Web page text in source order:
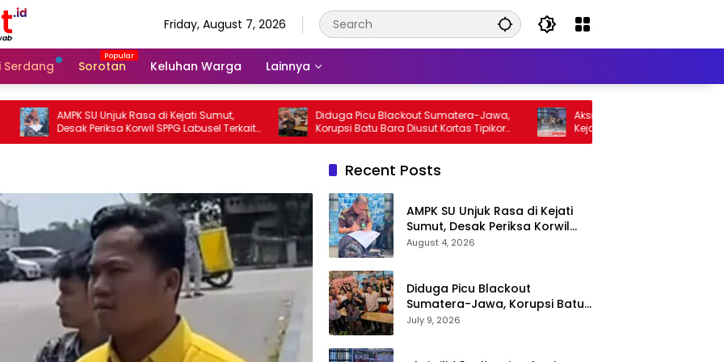
Friday, August 7, 2026
Serdang Sorotan Keluhan Warga Lainnya
AMPK SU Unjuk Rasa di Kejati Sumut,
Desak Periksa Korwil SPPG Labusel Terkait
Dugaan Bobroknya Dapur Program MBG
Diduga Picu Blackout Sumatera-Jawa,
Korupsi Batu Bara Diusut Kortas Tipikor
Didukung P3H
Aksi Jilid 3! Aliansi Mahasiswa Desak
Kejatisu-Poldasu Periksa Bupati
Terkait Dugaan Korupsi Rp36 M dan
Recent Posts
AMPK SU Unjuk Rasa di Kejati
Sumut, Desak Periksa Korwil
SPPG Labusel Terkait Dugaan
August 4, 2026
Diduga Picu Blackout
Sumatera-Jawa, Korupsi Batu
Bara Diusut Kortas Tipikor
July 9, 2026